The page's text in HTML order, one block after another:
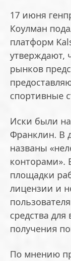
17 июня
Коулман
платформ
утверждают,
рынков
спортивные
Иски были
Франклин. В
названы
конторами».
площадки
лицензии и
средства
получения
По мнению